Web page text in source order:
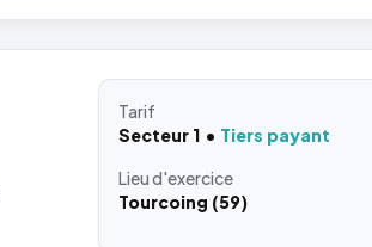
Tarif
Secteur 1
Tiers payant
Lieud'exercice
Tourcoing (59)